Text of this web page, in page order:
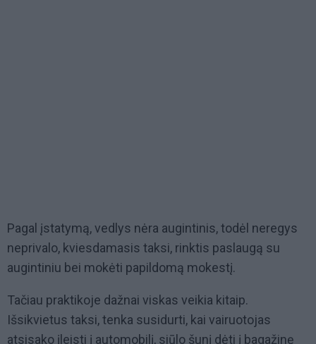
Pagal įstatymą, vedlys nėra augintinis, todėl neregys
neprivalo, kviesdamasis taksi, rinktis paslaugą su
augintiniu bei mokėti papildomą mokestį.
Tačiau praktikoje dažnai viskas veikia kitaip.
Išsikvietus taksi, tenka susidurti, kai vairuotojas
atsisako įleisti į automobilį, siūlo šunį dėti į bagažinę